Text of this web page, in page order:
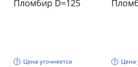
Цена уточняется Цена